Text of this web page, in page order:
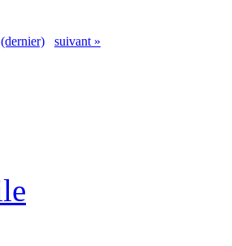
(dernier) suivant »